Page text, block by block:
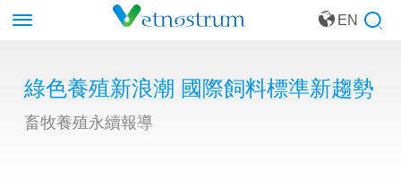
EN
綠色養殖新浪潮 國際飼料標準新趨勢
畜牧養殖永續報導